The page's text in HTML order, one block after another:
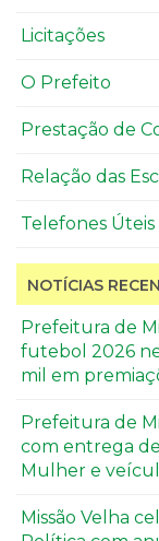
Licitações
O Prefeito
Prestação de
Relação das
Telefones Úteis
NOTÍCIAS
Prefeitura de
futebol 2026
mil em
Prefeitura de
com entrega
Mulher e
Missão Velha